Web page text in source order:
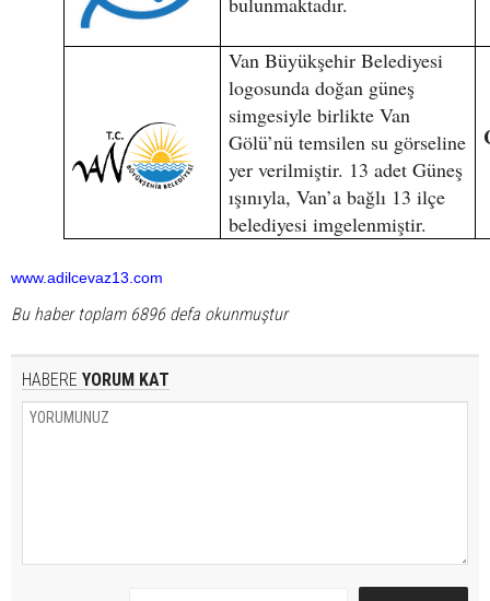
Van Büyükşehir Belediyesi
logosunda doğan güneş
simgesiyle birlikte Van
Gölü’nü temsilen su görseline
yer verilmiştir. 13 adet Güneş
ışınıyla, Van’a bağlı 13 ilçe
belediyesi imgelenmiştir.
www.adilcevaz13.com
Bu haber toplam 6896 defa okunmuştur
HABERE YORUM KAT